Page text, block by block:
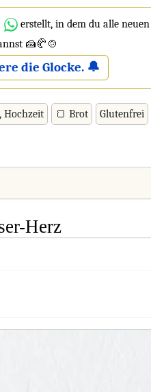
erstellt, in dem du alle neuen
🍰🥐🍲
die Glocke. 🔔
Hochzeit 🍞 Brot Glutenfrei
Herz